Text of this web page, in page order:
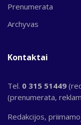
Prenumerata
Archyvas
Kontaktai
Tel. 0 315 51449
(prenumerata,
Redakcijos,